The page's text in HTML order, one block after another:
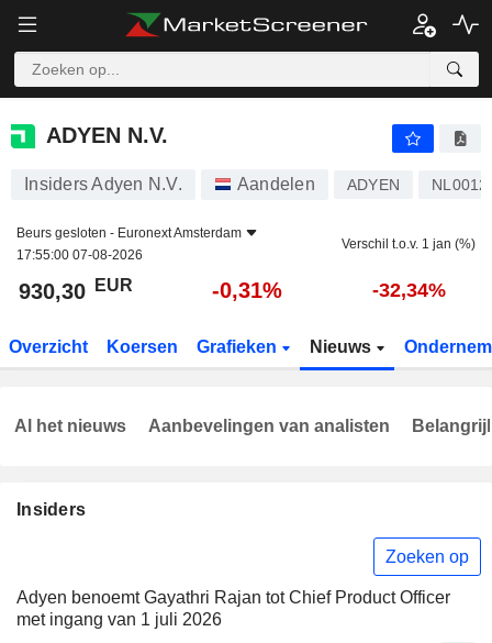
ADYEN N.V.
ADYEN N.V.
Insiders Adyen N.V. Aandelen ADYEN
Beurs gesloten - Euronext Amsterdam
17:55:00 07-08-2026
Verschil t.o.v. 1 jan (%)
930,30 EUR -0,31% -32,34%
Overzicht Koersen Grafieken Nieuws
Insiders
Zoeken op
Adyen benoemt Gayathri Rajan tot Chief Product Officer
met ingang van 1 juli 2026
Al het nieuws Aanbevelingen van analisten